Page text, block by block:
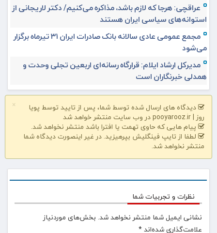
عراقچی: هرجا که لازم باشد، مذاکره می‌کنیم/ دکتر لاریجانی از
استوانه‌های سیاسی ایران هستند
مجمع عمومی عادی سالانه بانک صادرات ایران ۳۱ تیرماه برگزار
می‌شود
مدیرکل ارشاد ایلام: قرارگاه رسانه‌ای اربعین تجلی وحدت و
همدلی خبرنگاران است
×
دیدگاه های ارسال شده توسط شما، پس از تایید توسط پویا
روز | pooyarooz.ir در وب سایت منتشر خواهد شد
پیام هایی که حاوی تهمت یا افترا باشد منتشر نخواهد شد.
لطفا از تایپ فینگلیش بپرهیزید. در غیر اینصورت دیدگاه شما
منتشر نخواهد شد.
نظرات و تجربیات شما
نشانی ایمیل شما منتشر نخواهد شد. بخش‌های موردنیاز
علامت‌گذاری شده‌اند*